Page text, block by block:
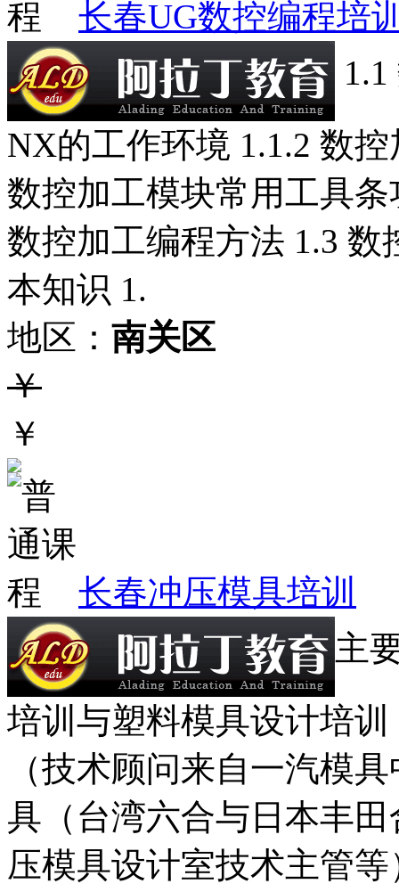
长春UG数控编程培
NX的工作环境 1.1.2 数
数控加工模块常用工具
数控加工编程方法 1.3 数
本知识 1.
地区： 南关区
￥
￥
长春冲压模具培训
主
培训与塑料模具设计培
（技术顾问来自一汽模
具（台湾六合与日本丰
压模具设计室技术主管等